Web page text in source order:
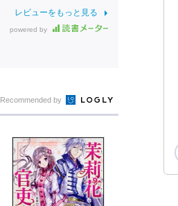
レビューをもっと見る
powered by
Recommended by